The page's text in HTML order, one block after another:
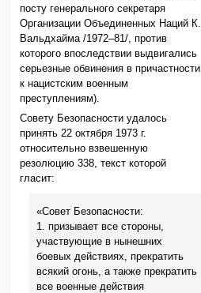
посту генерального секретаря
Организации Объединенных Наций К.
Вальдхайма /1972–81/, против
которого впоследствии выдвигались
серьезные обвинения в причастности
к нацистским военным
преступлениям).
Совету Безопасности удалось
принять 22 октября 1973 г.
относительно взвешенную
резолюцию 338, текст которой
гласит:
«Совет Безопасности:
1. призывает все стороны,
участвующие в нынешних
боевых действиях, прекратить
всякий огонь, а также прекратить
все военные действия